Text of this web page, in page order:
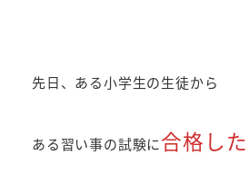
先日、ある小学生の生徒から
ある習い事の試験に合格した